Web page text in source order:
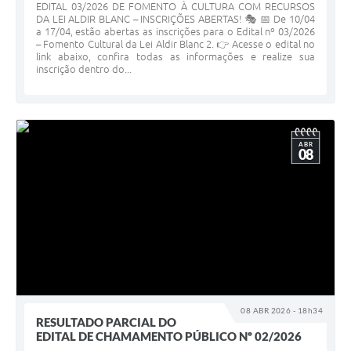
EDITAL 03/2026 DE FOMENTO À CULTURA COM RECURSOS
DA LEI ALDIR BLANC – INSCRIÇÕES ABERTAS! 🎭 📅 De 10/04
a 17/04, estão abertas as inscrições para o Edital nº 03/2026
– Fomento Cultural da Lei Aldir Blanc 2. 👉 Acesse o edital no
link abaixo, confira todas as informações e realize sua
inscrição dentro do...
08 ABR 2026 - 18h34
ABR
08
RESULTADO PARCIAL DO
EDITAL DE CHAMAMENTO PÚBLICO Nº 02/2026